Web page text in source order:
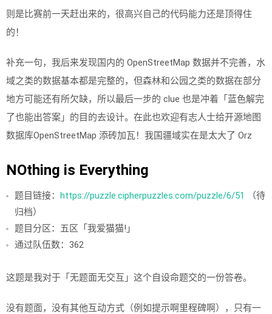
则是比赛前一天赶出来的，很高兴自己的代码能力还是顶得住
的！
补充一句，我后来发现国内的 OpenStreetMap 数据并不完善，水
域之类的数据基本都是完整的，但森林和公园之类的数据在部分
地方可能还有所欠缺，所以最后一步的 clue 也是冲着「蓝色解完
了也能出答案」的目的去设计。在此也欢迎有志人士给开源地图
数据库OpenStreetMap 添砖加瓦！我国疆域实在是太大了 Orz
NO​​‌t‍‍‍h‍‌​i‍​​n​‌‍g is Everything
题目链接： https://puzzle.cipherpuzzles.com/puzzle/6/51
（待
归档）
题目分区：五区「我爱猫猫!」
通过队伍数：362
这题是我对于「无题面无交互」这个自设命题交的一份答卷。
没有题面，没有其他互动方式（例如提示啊里程碑啊），只有一